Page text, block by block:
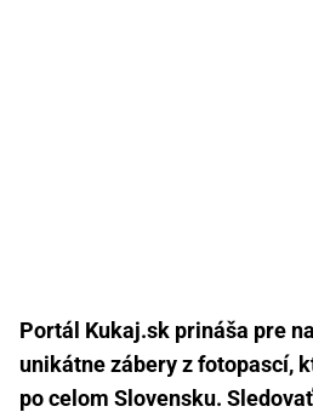
Portál Kukaj.sk prináša pre
unikátne zábery z fotopascí,
po celom Slovensku.